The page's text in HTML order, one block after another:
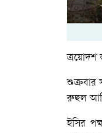
ত্রয়োদশ
শুক্রবার
রুহুল
ইসির